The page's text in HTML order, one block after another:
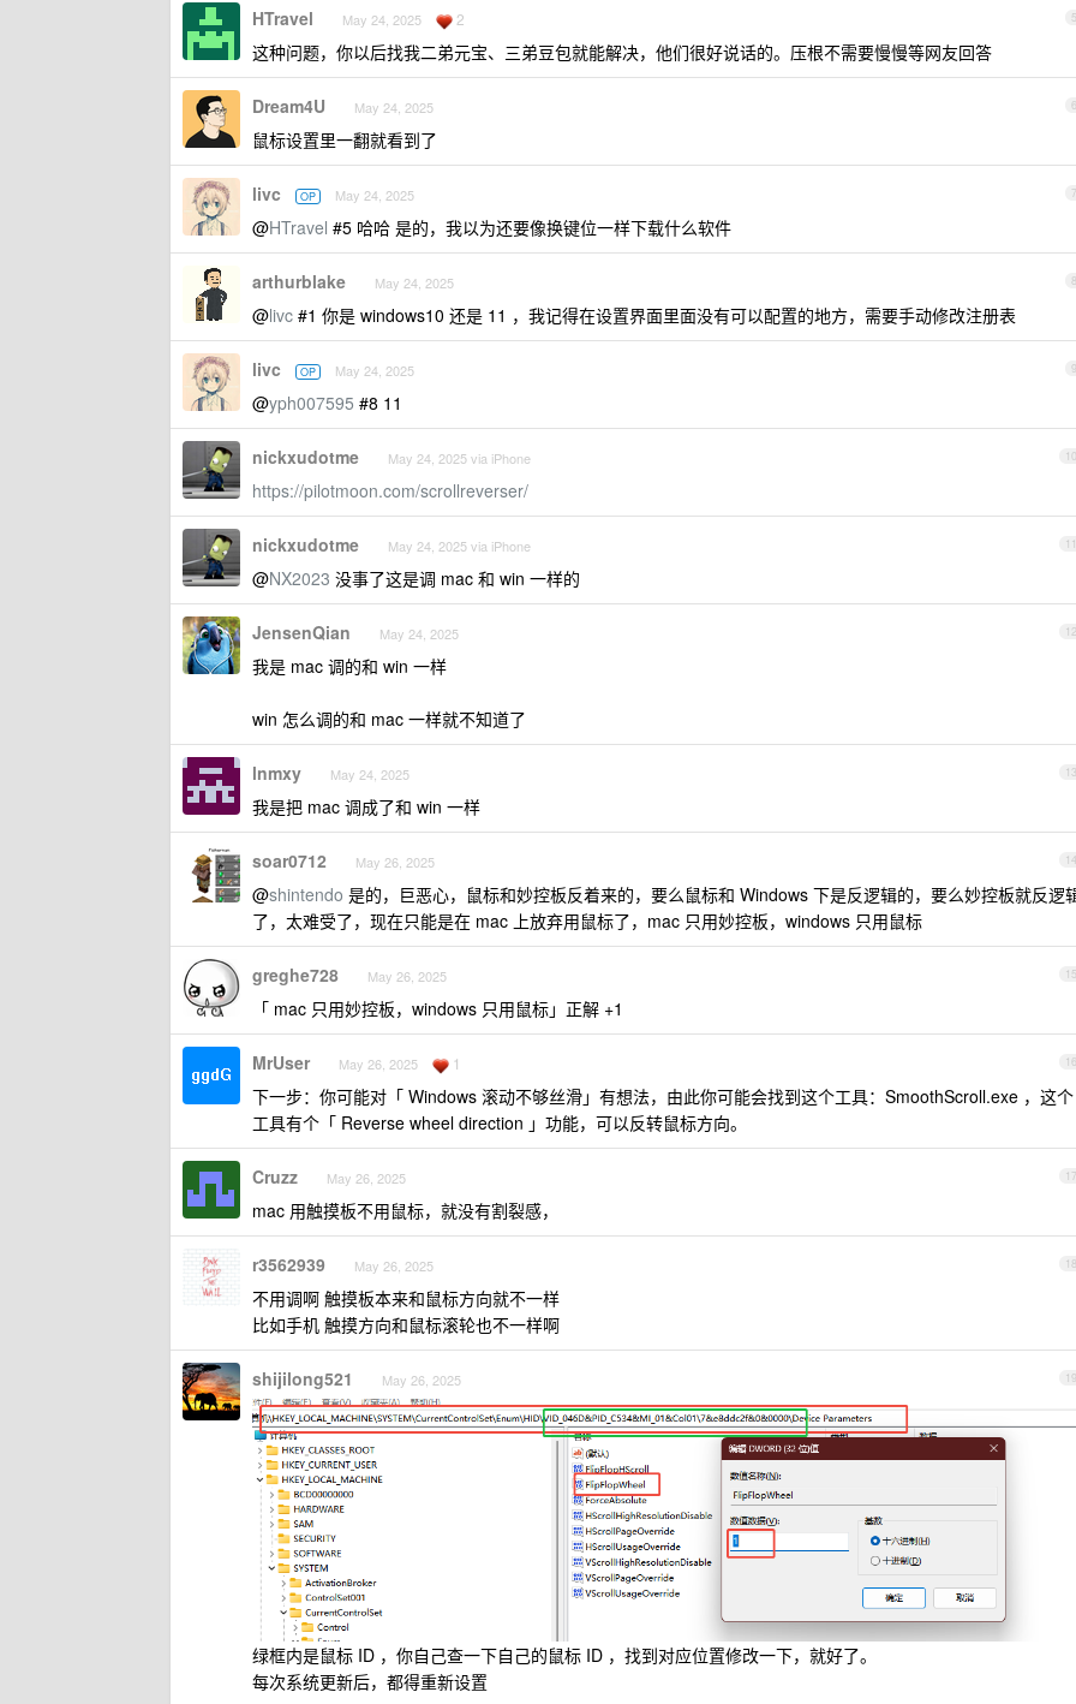
5
HTravel May 24, 2025 2
这种问题，你以后找我二弟元宝、三弟豆包就能解决，他们很好说话的。压根不需要慢慢等网友回答
6
Dream4U May 24, 2025
鼠标设置里一翻就看到了
7
livc OP May 24, 2025
@HTravel #5 哈哈 是的，我以为还要像换键位一样下载什么软件
8
arthurblake May 24, 2025
@livc #1 你是 windows10 还是 11 ，我记得在设置界面里面没有可以配置的地方，需要手动修改注册表
9
livc OP May 24, 2025
@yph007595 #8 11
10
nickxudotme May 24, 2025 via iPhone
https://pilotmoon.com/scrollreverser/
11
nickxudotme May 24, 2025 via iPhone
@NX2023 没事了这是调 mac 和 win 一样的
12
JensenQian May 24, 2025
我是 mac 调的和 win 一样
win 怎么调的和 mac 一样就不知道了
13
lnmxy May 24, 2025
我是把 mac 调成了和 win 一样
14
soar0712 May 26, 2025
@shintendo 是的，巨恶心，鼠标和妙控板反着来的，要么鼠标和 Windows 下是反逻辑的，要么妙控板就反逻
了，太难受了，现在只能是在 mac 上放弃用鼠标了，mac 只用妙控板，windows 只用鼠标
15
greghe728 May 26, 2025
「 mac 只用妙控板，windows 只用鼠标」正解 +1
16
MrUser May 26, 2025 1
下一步：你可能对「 Windows 滚动不够丝滑」有想法，由此你可能会找到这个工具：SmoothScroll.exe ，这个
工具有个「 Reverse wheel direction 」功能，可以反转鼠标方向。
17
Cruzz May 26, 2025
mac 用触摸板不用鼠标，就没有割裂感，
18
r3562939 May 26, 2025
不用调啊 触摸板本来和鼠标方向就不一样
比如手机 触摸方向和鼠标滚轮也不一样啊
19
shijilong521 May 26, 2025
绿框内是鼠标 ID ，你自己查一下自己的鼠标 ID ，找到对应位置修改一下，就好了。
每次系统更新后，都得重新设置